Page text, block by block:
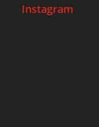
Instagram